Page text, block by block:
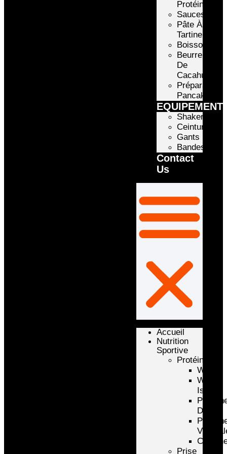
Protéinée
Sauces
Pâte À
Tartiner
Boissons
Beurre
De
Cacahuète
Préparation
Pancake
Shakers
Ceintures
Gants
Bandes
Contact
Us
Accueil
Nutrition
Sportive
Protéines
Whey
Whey
Isolate
D’oeuf
Prise